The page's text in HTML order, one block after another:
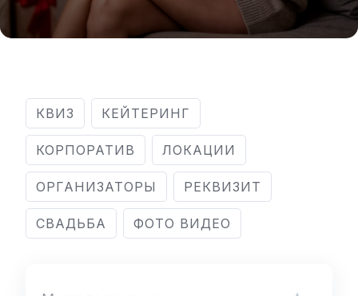
КВИЗ КЕЙТЕРИНГ
КОРПОРАТИВ ЛОКАЦИИ
ОРГАНИЗАТОРЫ РЕКВИЗИТ
СВАДЬБА ФОТО ВИДЕО